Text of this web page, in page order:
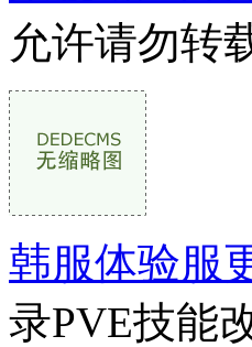
允许请勿转
韩服体验服
录PVE技能